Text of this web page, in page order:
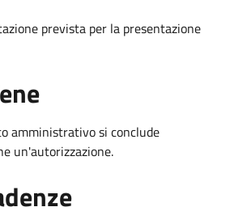
prevista per la presentazione
amministrativo si conclude
un'autorizzazione.